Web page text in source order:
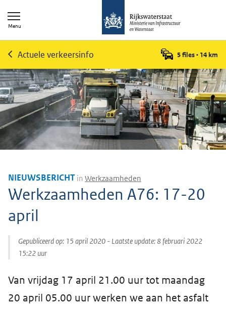
Menu
Actuele verkeersinfo 5 files• 14 km
NIEUWSBERICHT in Werkzaamheden
Werkzaamheden A76: 17-20
april
Gepubliceerd op: 15 april 2020 - Laatste update:8 februari 2022
15:22 uur
Van vrijdag 17 april 21.00 uur tot maandag
20 april 05.00 uur werken we aan het asfalt